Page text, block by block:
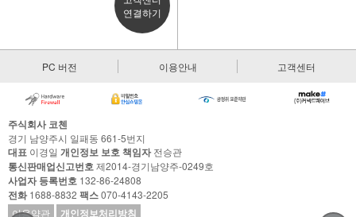
연결하기
PC 버전 이용안내 고객센터
주식회사 코첸
경기 남양주시 일패동 661-5번지
대표 이경일 개인정보 보호 책임자전승관
통신판매업신고번호제2014-경기남양주-0249호
사업자 등록번호 132-86-24808
전화1688-8832 팩스070-4143-2205
이용약관
개인정보처리방침